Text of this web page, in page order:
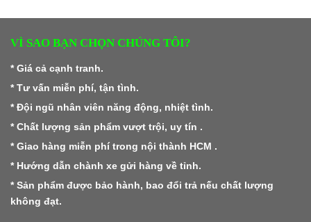
VÌ SAO BẠN CHỌN CHÚNG TÔI?
* Giá cả cạnh tranh.
* Tư vấn miễn phí, tận tình.
* Đội ngũ nhân viên năng động, nhiệt tình.
* Chất lượng sản phẩm vượt trội, uy tín .
* Giao hàng miễn phí trong nội thành HCM .
* Hướng dẫn chành xe gửi hàng về tỉnh.
* Sản phẩm được bảo hành, bao đổi trả nếu chất lượng
không đạt.